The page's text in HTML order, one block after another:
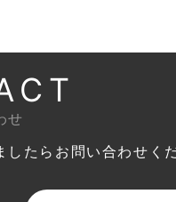
せ
したら お問い合わせく